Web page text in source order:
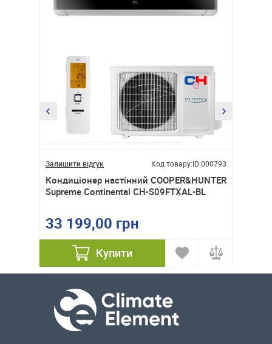
Залишити відгук Код товару:ID 000793
Кондиціонер настінний COOPER&HUNTER
Supreme Continental CH-S09FTXAL-BL
33 199,00 грн
Купити